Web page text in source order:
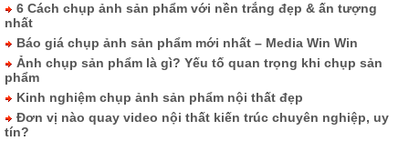
6 Cách chụp ảnh sản phẩm với nền trắng đẹp & ấn tượng
nhất
Báo giá chụp ảnh sản phẩm mới nhất – Media Win Win
Ảnh chụp sản phẩm là gì? Yếu tố quan trọng khi chụp sản
phẩm
Kinh nghiệm chụp ảnh sản phẩm nội thất đẹp
Đơn vị nào quay video nội thất kiến trúc chuyên nghiệp, uy
tín?